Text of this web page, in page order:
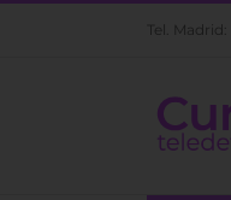
Saltar
Tel. Madrid: